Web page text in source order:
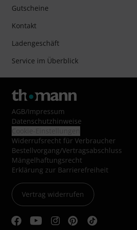
Gutscheine
Kontakt
Ladengeschäft
Service im Überblick
AGB/Impressum
Datenschutzhinweise
Widerrufsrecht für Verbraucher
Bestellvorgang/Vertragsabschluss
Mängelhaftungsrecht
Erklärung zur Barrierefreiheit
Vertrag widerrufen